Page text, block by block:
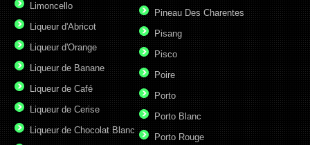
Limoncello
Liqueur d'Abricot
Liqueur d'Orange
Liqueur de Banane
Liqueur de Café
Liqueur de Cerise
Liqueur de Chocolat Blanc
Pineau Des Charentes
Pisang
Pisco
Poire
Porto
Porto Blanc
Porto Rouge